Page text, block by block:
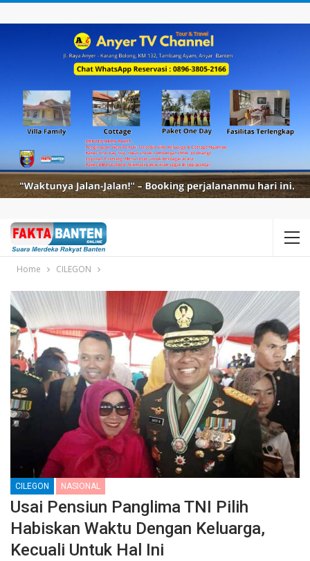
Home CILEGON
CILEGON NASIONAL
Usai Pensiun Panglima TNI Pilih
Habiskan Waktu Dengan Keluarga,
Kecuali Untuk Hal Ini